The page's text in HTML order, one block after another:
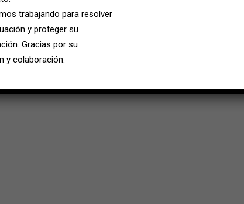
vayas a nuestro muro
trabajando para resolver
y proteger su
Gracias por su
y colaboración.